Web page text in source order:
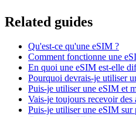
Related guides
Qu'est-ce qu'une eSIM ?
Comment fonctionne une
En quoi une eSIM est-elle
Pourquoi devrais-je utiliser
Puis-je utiliser une eSIM et
Vais-je toujours recevoir
Puis-je utiliser une eSIM sur